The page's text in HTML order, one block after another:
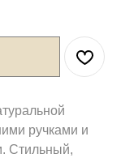
ручками и
Стильный,